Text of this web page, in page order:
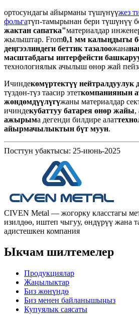
ортосундагы айырманы түшүнүүжез
фольгатүп-тамырынан бери түшүнүү
жактан сапатка"материалдар
жылыштар. From0,1 мм калыңдыгы
деңгээлиндеги беттик тазалоожана
масштабдагы интерфейсти
технологиялык ачылыш өнөр жай
Ичиндекөмүртектүү нейтралдуулук
түздөн-түз таасир этеткомпаниянын
жөндөмдүүлүгүжаны материалдар
ичиндекубаттуу батарея өнөр жайы,
ажырыма дегенди билдире алат
айырмачылыктын бүт муун.
Посттун убактысы: 25-июнь-2025
CIVEN Metal — жогорку класстагы
изилдөө, иштеп чыгуу, өндүрүү жана
адистешкен компания
Ыкчам шилтемелер
Продукциялар
Жаңылыктар
Биз жөнүндө
Биз менен байланышыңыз
Купуялык саясаты